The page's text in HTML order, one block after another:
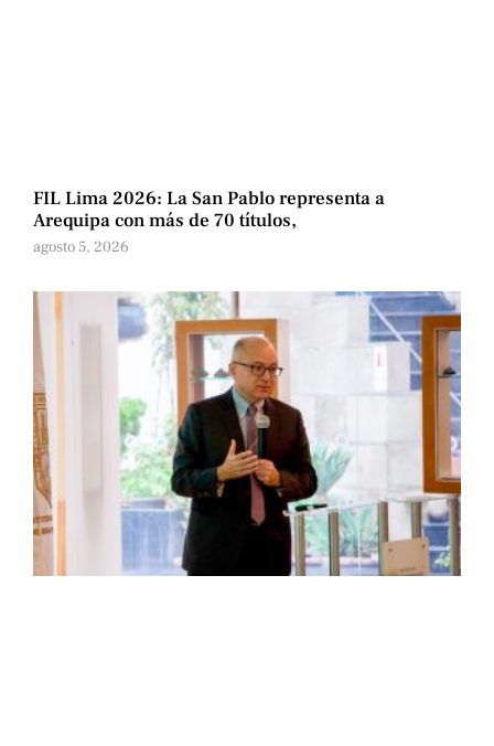
FIL Lima 2026: La San Pablo representa a
Arequipa con más de 70 títulos,
agosto 5, 2026